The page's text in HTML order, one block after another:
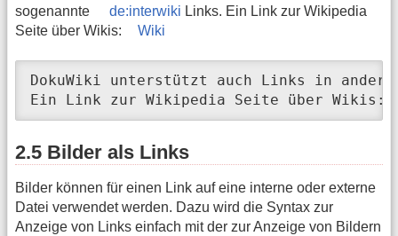
sogenannte
de:interwiki Links. Ein Link zur Wikipedia
Seite über Wikis:
Wiki
DokuWiki unterstützt auch Links in
Ein Link zur Wikipedia Seite über
2.5 Bilder als Links
Bilder können für einen Link auf eine interne oder externe
Datei verwendet werden. Dazu wird die Syntax zur
Anzeige von Links einfach mit der zur Anzeige von Bildern